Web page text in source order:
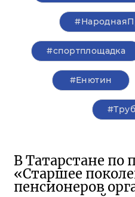
#спортплощадка
#Енютин
В Татарстане по
«Старшее
пенсионеров